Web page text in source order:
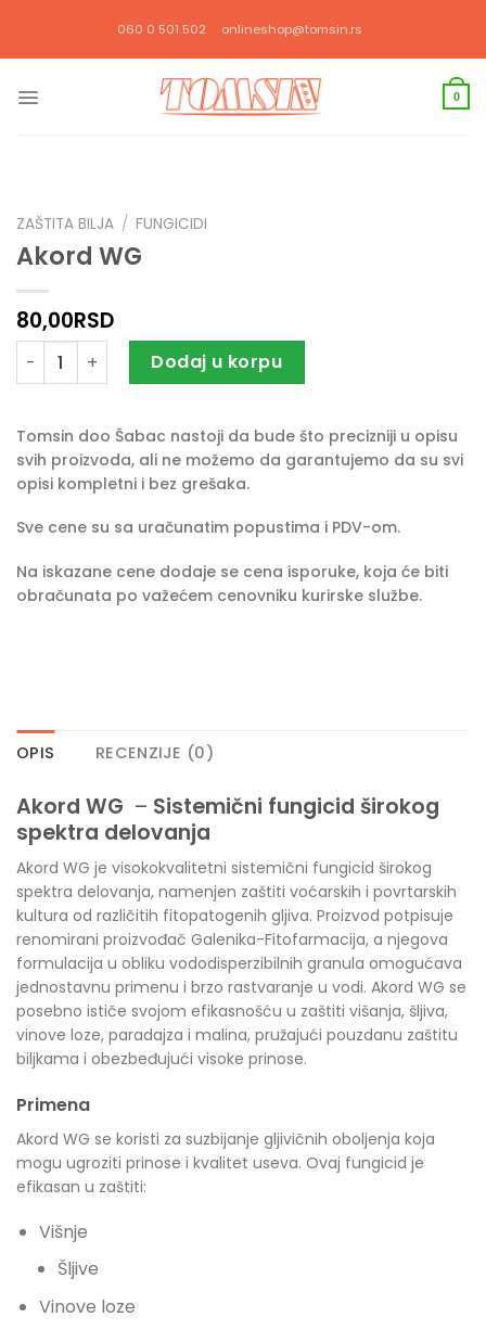
садржај
060 0 501 502 onlineshop@tomsin.rs
0
ZAŠTITA BILJA / FUNGICIDI
Akord WG
80,00RSD
Akord WG količinaDodaj u korpu
Tomsin doo Šabac nastoji da bude što precizniji u opisu
svih proizvoda, ali ne možemo da garantujemo da su svi
opisi kompletni i bez grešaka.
Sve cene su sa uračunatim popustima i PDV-om.
Na iskazane cene dodaje se cena isporuke, koja će biti
obračunata po važećem cenovniku kurirske službe.
OPIS RECENZIJE (0)
Akord WG – Sistemični fungicid širokog
spektra delovanja
Akord WG je visokokvalitetni sistemični fungicid širokog
spektra delovanja, namenjen zaštiti voćarskih i povrtarskih
kultura od različitih fitopatogenih gljiva. Proizvod potpisuje
renomirani proizvođač Galenika-Fitofarmacija, a njegova
formulacija u obliku vododisperzibilnih granula omogućava
jednostavnu primenu i brzo rastvaranje u vodi. Akord WG se
posebno ističe svojom efikasnošću u zaštiti višanja, šljiva,
vinove loze, paradajza i malina, pružajući pouzdanu zaštitu
biljkama i obezbeđujući visoke prinose.
Primena
Akord WG se koristi za suzbijanje gljivičnih oboljenja koja
mogu ugroziti prinose i kvalitet useva. Ovaj fungicid je
efikasan u zaštiti:
Višnje
Šljive
Vinove loze